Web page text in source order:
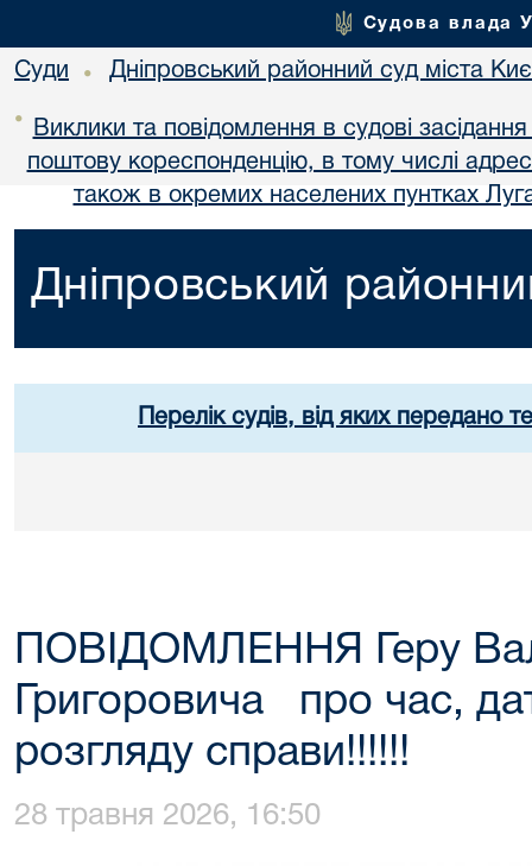
Судова влада
Суди • Дніпровський районний суд міста
•
Виклики та повідомлення в судові
поштову кореспонденцію, в тому числі
також в окремих населених пунтках
Дніпровський
Перелік судів, від яких передано
ПОВІДОМЛЕННЯ Геру
Григоровича про час,
розгляду справи!!!!!!
28 травня 2026, 16:50